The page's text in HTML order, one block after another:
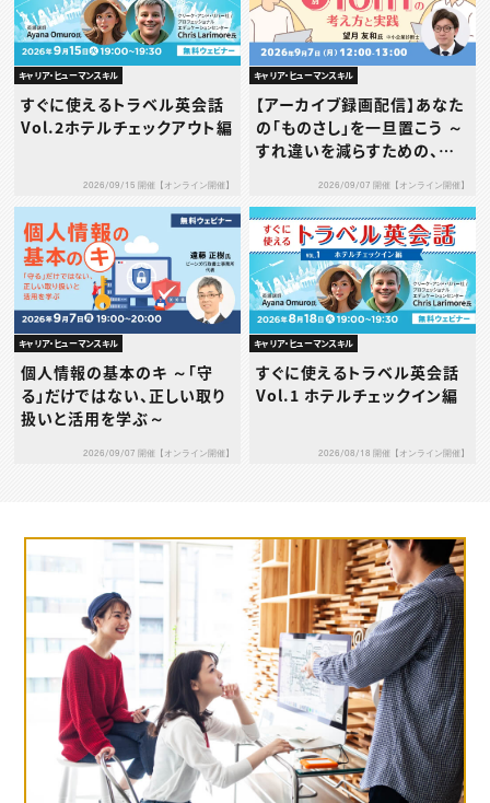
キャリア・ヒューマンスキル
すぐに使えるトラベル英会話
Vol.2ホテルチェックアウト編
2026/09/15 開催【オンライン開催】
キャリア・ヒューマンスキル
【アーカイブ録画配信】あなた
の「ものさし」を一旦置こう ～
すれ違いを減らすための、タ
2026/09/07 開催【オンライン開催】
キャリア・ヒューマンスキル
個人情報の基本のキ ～「守
る」だけではない、正しい取り
扱いと活用を学ぶ～
2026/09/07 開催【オンライン開催】
キャリア・ヒューマンスキル
すぐに使えるトラベル英会話
Vol.1 ホテルチェックイン編
2026/08/18 開催【オンライン開催】